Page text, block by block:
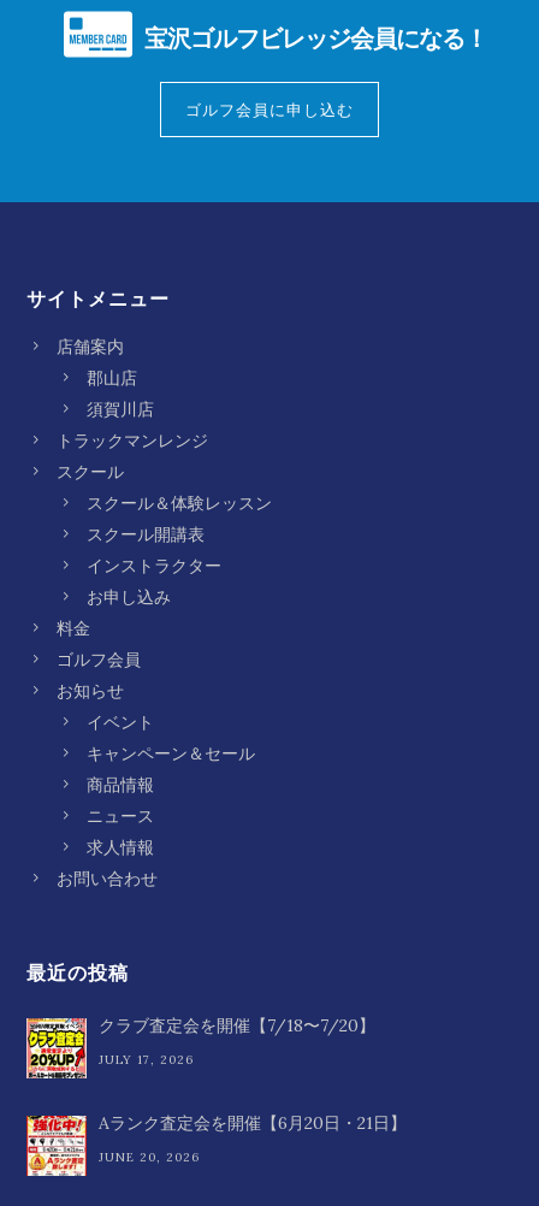
宝沢ゴルフビレッジ会員になる！
ゴルフ会員に申し込む
サイトメニュー
店舗案内
郡山店
須賀川店
トラックマンレンジ
スクール
スクール＆体験レッスン
スクール開講表
インストラクター
お申し込み
料金
ゴルフ会員
お知らせ
イベント
キャンペーン＆セール
商品情報
ニュース
求人情報
お問い合わせ
最近の投稿
クラブ査定会を開催【7/18〜7/20】
JULY 17, 2026
Aランク査定会を開催【6月20日・21日】
JUNE 20, 2026